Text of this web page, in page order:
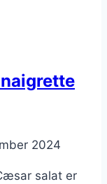
2024
salat er